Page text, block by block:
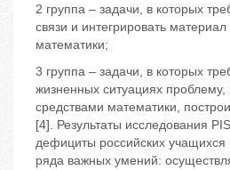
2 группа – задачи, в которых
связи и интегрировать
математики;
3 группа – задачи, в которых
жизненных ситуациях
средствами математики,
[4]. Результаты исследования
дефициты российских
ряда важных умений: